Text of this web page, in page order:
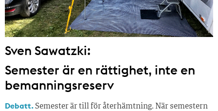
Sven Sawatzki:
Semester är en rättighet, inte en
bemanningsreserv
Debatt.Semester är till för återhämtning. När semestern